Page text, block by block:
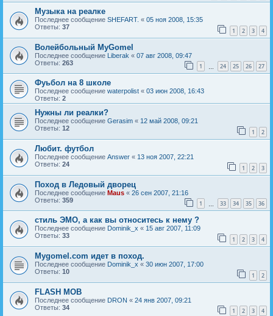
Музыка на реалке
Последнее сообщение SHEFART. « 05 ноя 2008, 15:35
Ответы: 37 1 2 3 4
Волейбольный MyGomel
Последнее сообщение Liberak « 07 авг 2008, 09:47
Ответы: 263 1 24 25 26 27
Фуьбол на 8 школе
Последнее сообщение waterpolist « 03 июн 2008, 16:43
Ответы: 2
Нужны ли реалки?
Последнее сообщение Gerasim « 12 май 2008, 09:21
Ответы: 12 1 2
Любит. футбол
Последнее сообщение Answer « 13 ноя 2007, 22:21
Ответы: 24 1 2 3
Поход в Ледовый дворец
Последнее сообщение Maus « 26 сен 2007, 21:16
Ответы: 359 1 33 34 35 36
стиль ЭМО, а как вы относитесь к нему ?
Последнее сообщение Dominik_x « 15 авг 2007, 11:09
Ответы: 33 1 2 3 4
Mygomel.com идет в поход.
Последнее сообщение Dominik_x « 30 июн 2007, 17:00
Ответы: 10 1 2
FLASH MOB
Последнее сообщение DRON « 24 янв 2007, 09:21
Ответы: 34 1 2 3 4